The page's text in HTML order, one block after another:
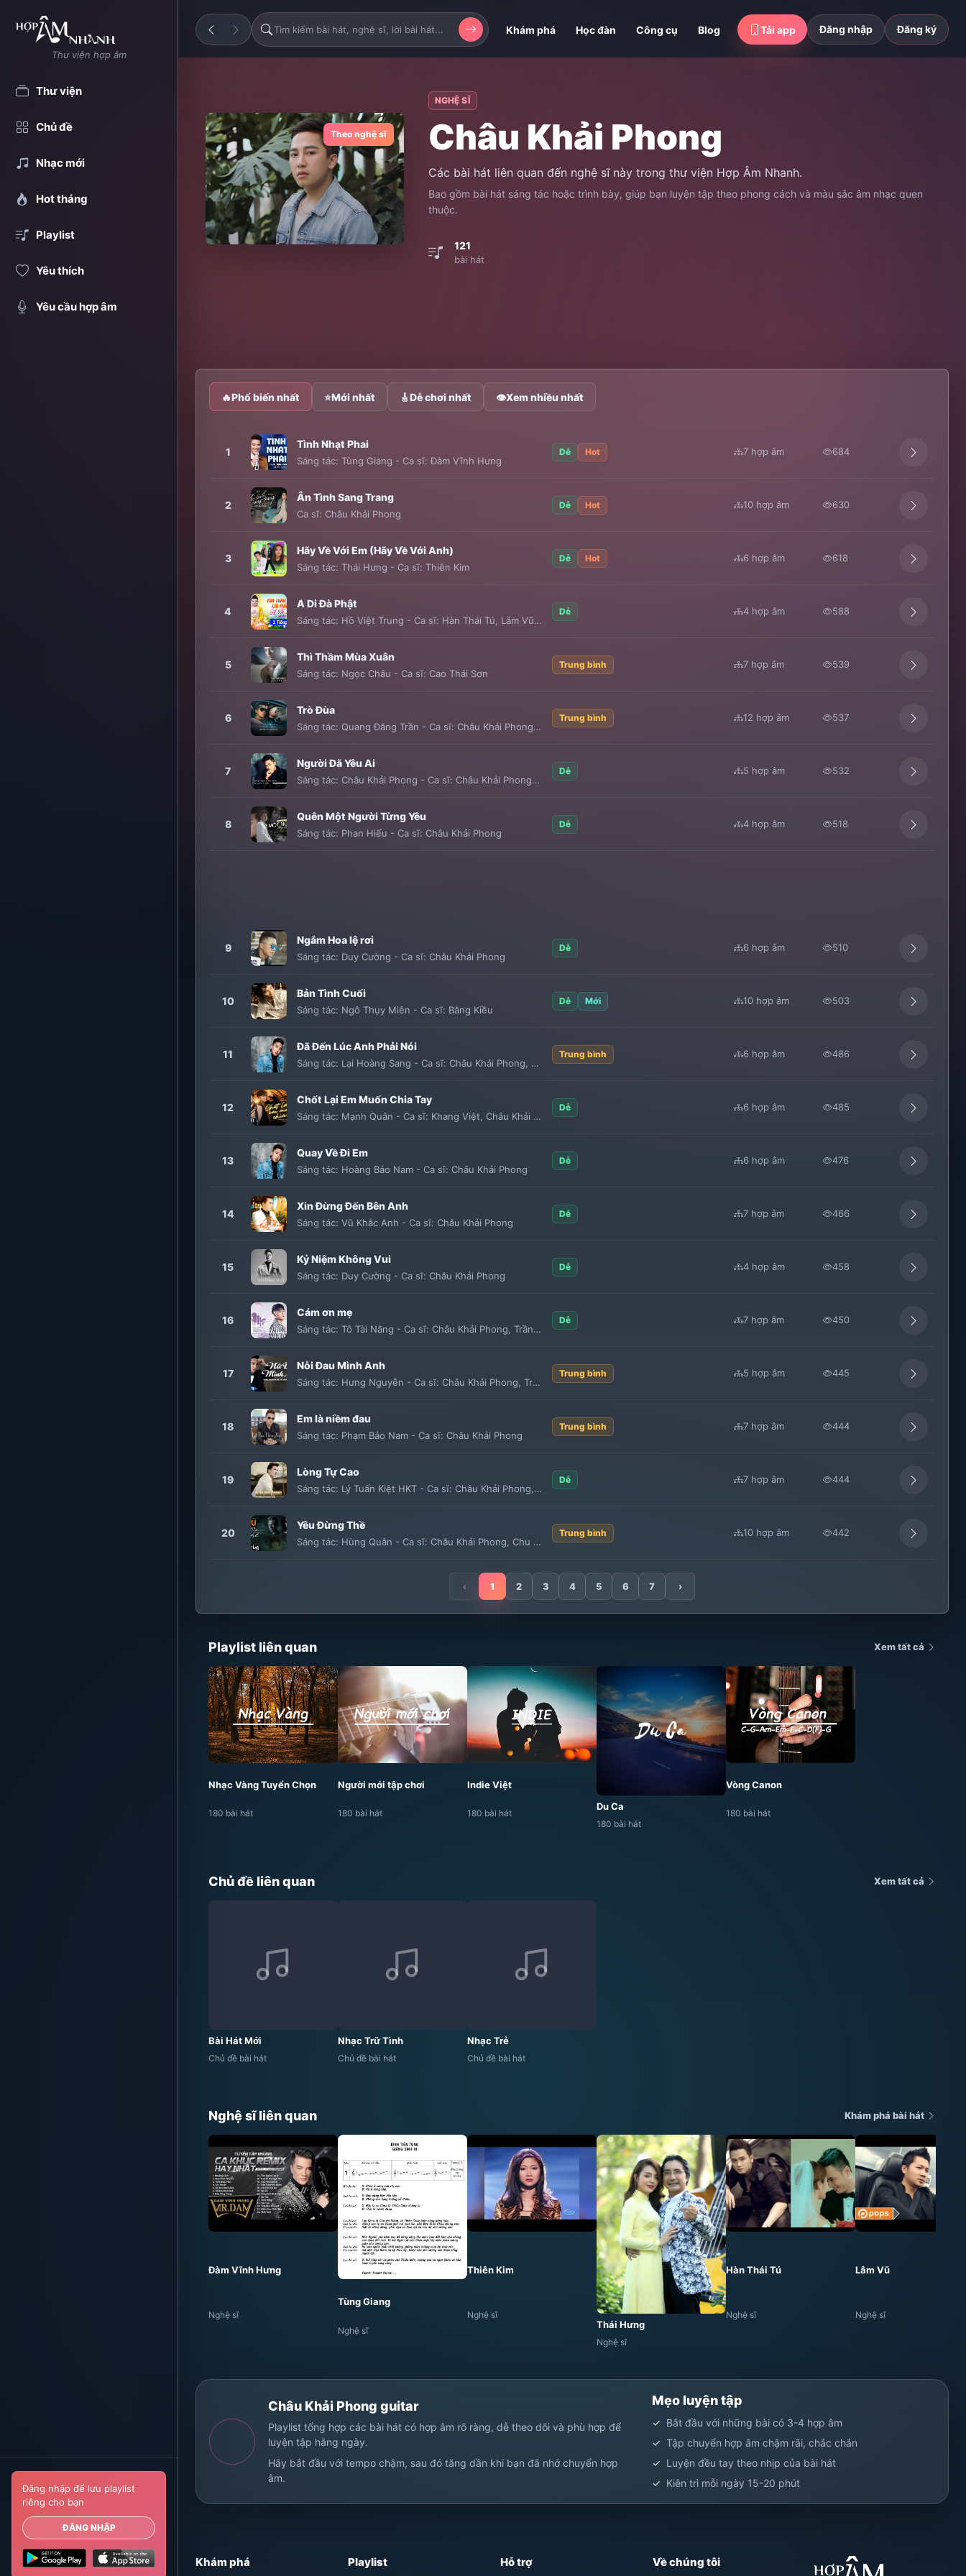
Thư viện hợp âm
Thư viện
Chủ đề
Nhạc mới
Hot tháng
Playlist
Yêu thích
Yêu cầu hợp âm
Đăng nhập để lưu playlist
riêng cho bạn
ĐĂNG NHẬP
Khám phá Học đàn Công cụ Blog Tải app Đăng nhập Đăng ký
Theo nghệ sĩ
NGHỆ SĨ
Châu Khải Phong
Các bài hát liên quan đến nghệ sĩ này trong thư viện Hợp Âm Nhanh.
Bao gồm bài hát sáng tác hoặc trình bày, giúp bạn luyện tập theo phong cách và màu sắc âm nhạc quen
thuộc.
121
bài hát
🔥Phổ biến nhất ⭐Mới nhất 🎸Dễ chơi nhất 👁Xem nhiều nhất
1
Tình Nhạt Phai
Sáng tác: Tùng Giang - Ca sĩ: Đàm Vĩnh Hưng
Dễ Hot 7 hợp âm 684
2
Ân Tình Sang Trang
Ca sĩ: Châu Khải Phong
Dễ Hot 10 hợp âm 630
3
Hãy Về Với Em (Hãy Về Với Anh)
Sáng tác: Thái Hưng - Ca sĩ: Thiên Kim
Dễ Hot 6 hợp âm 618
4
A Di Đà Phật
Sáng tác: Hồ Việt Trung - Ca sĩ: Hàn Thái Tú Lâm Vũ,Lương Gia Huy Châu Khải Phong Hồ Quang
Dễ 4 hợp âm 588
5
Thì Thầm Mùa Xuân
Sáng tác: Ngọc Châu - Ca sĩ: Cao Thái Sơn
Trung bình 7 hợp âm 539
6
Trò Đùa
Sáng tác: Quang Đăng Trần - Ca sĩ: Châu Khải Phong,Quang Đăng Trần
Trung bình 12 hợp âm 537
7
Người Đã Yêu Ai
Sáng tác: Châu Khải Phong - Ca sĩ: Châu Khải Phong,Lương Gia Hùng
Dễ 5 hợp âm 532
8
Quên Một Người Từng Yêu
Sáng tác: Phan Hiếu - Ca sĩ: Châu Khải Phong
Dễ 4 hợp âm 518
9
Ngắm Hoa lệ rơi
Sáng tác: Duy Cường - Ca sĩ: Châu Khải Phong
Dễ 6 hợp âm 510
10
Bản Tình Cuối
Sáng tác: Ngô Thụy Miên - Ca sĩ: Bằng Kiều
Dễ Mới 10 hợp âm 503
11
Đã Đến Lúc Anh Phải Nói
Sáng tác: Lại Hoàng Sang - Ca sĩ: Châu Khải Phong Vương Bảo Nam
Trung bình 6 hợp âm 486
12
Chốt Lại Em Muốn Chia Tay
Sáng tác: Mạnh Quân - Ca sĩ: Khang Việt Châu Khải Phong
Dễ 6 hợp âm 485
13
Quay Về Đi Em
Sáng tác: Hoàng Bảo Nam - Ca sĩ: Châu Khải Phong
Dễ 6 hợp âm 476
14
Xin Đừng Đến Bên Anh
Sáng tác: Vũ Khắc Anh - Ca sĩ: Châu Khải Phong
Dễ 7 hợp âm 466
15
Kỷ Niệm Không Vui
Sáng tác: Duy Cường - Ca sĩ: Châu Khải Phong
Dễ 4 hợp âm 458
16
Cám ơn mẹ
Sáng tác: Tô Tài Năng - Ca sĩ: Châu Khải Phong Trần Duy Hưng
Dễ 7 hợp âm 450
17
Nỗi Đau Mình Anh
Sáng tác: Hưng Nguyễn - Ca sĩ: Châu Khải Phong Trịnh Đình Quang
Trung bình 5 hợp âm 445
18
Em là niềm đau
Sáng tác: Phạm Bảo Nam - Ca sĩ: Châu Khải Phong
Trung bình 7 hợp âm 444
19
Lòng Tự Cao
Sáng tác: Lý Tuấn Kiệt HKT - Ca sĩ: Châu Khải Phong Ngọc Thúy
Dễ 7 hợp âm 444
20
Yêu Đừng Thề
Sáng tác: Hùng Quân - Ca sĩ: Châu Khải Phong Chu Bin
Trung bình 10 hợp âm 442
‹ 1 2 3 4 5 6 7 ›
Playlist liên quan Xem tất cả
Nhạc Vàng Tuyển Chọn
180 bài hát
Người mới tập chơi
180 bài hát
Indie Việt
180 bài hát
Du Ca
180 bài hát
Vòng Canon
180 bài hát
Chủ đề liên quan Xem tất cả
Bài Hát Mới
Chủ đề bài hát
Nhạc Trữ Tình
Chủ đề bài hát
Nhạc Trẻ
Chủ đề bài hát
Nghệ sĩ liên quan Khám phá bài hát
Đàm Vĩnh Hưng
Nghệ sĩ
Tùng Giang
Nghệ sĩ
Thiên Kim
Nghệ sĩ
Thái Hưng
Nghệ sĩ
Hàn Thái Tú
Nghệ sĩ
Lâm Vũ
Nghệ sĩ
Châu Khải Phong guitar
Playlist tổng hợp các bài hát có hợp âm rõ ràng, dễ theo dõi và phù hợp để
luyện tập hằng ngày.
Hãy bắt đầu với tempo chậm, sau đó tăng dần khi bạn đã nhớ chuyển hợp
âm.
Mẹo luyện tập
Bắt đầu với những bài có 3-4 hợp âm
Tập chuyển hợp âm chậm rãi, chắc chắn
Luyện đều tay theo nhịp của bài hát
Kiên trì mỗi ngày 15-20 phút
Khám phá Playlist Hỗ trợ Về chúng tôi